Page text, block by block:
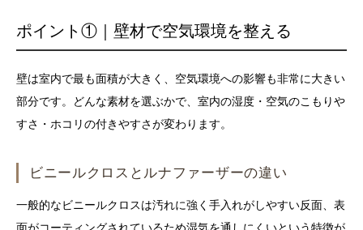
ポイント①｜壁材で空気環境を整える
壁は室内で最も面積が大きく、空気環境への影響も非常に大きい
部分です。どんな素材を選ぶかで、室内の湿度・空気のこもりや
すさ・ホコリの付きやすさが変わります。
ビニールクロスとルナファーザーの違い
一般的なビニールクロスは汚れに強く手入れがしやすい反面、表